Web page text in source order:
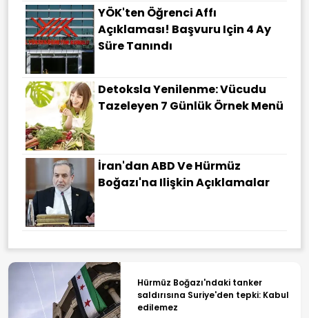
YÖK'ten Öğrenci Affı
Açıklaması! Başvuru Için 4 Ay
Süre Tanındı
Detoksla Yenilenme: Vücudu
Tazeleyen 7 Günlük Örnek Menü
İran'dan ABD Ve Hürmüz
Boğazı'na Ilişkin Açıklamalar
Hürmüz Boğazı'ndaki tanker
saldırısına Suriye'den tepki: Kabul
edilemez